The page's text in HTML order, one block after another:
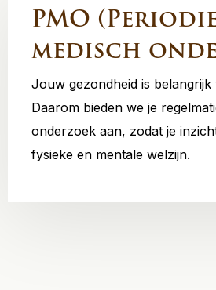
PMO
medisch
Jouw gezondheid is
Daarom bieden we je
onderzoek aan, zodat je
fysieke en mentale welzijn.